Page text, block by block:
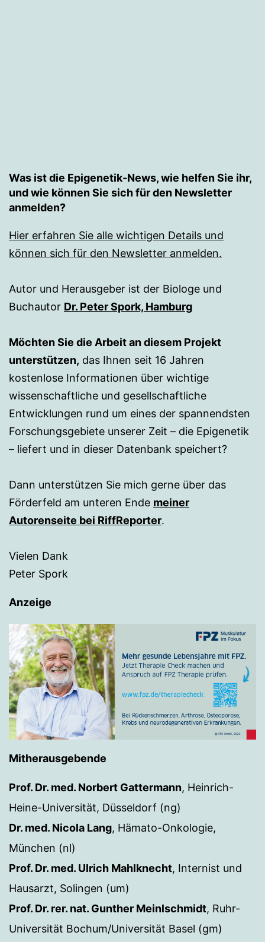
Was ist die Epigenetik-News, wie helfen Sie ihr,
und wie können Sie sich für den Newsletter
anmelden?
Hier erfahren Sie alle wichtigen Details und
können sich für den Newsletter anmelden.
Autor und Herausgeber ist der Biologe und
Buchautor Dr. Peter Spork, Hamburg
Möchten Sie die Arbeit an diesem Projekt
unterstützen, das Ihnen seit 16 Jahren
kostenlose Informationen über wichtige
wissenschaftliche und gesellschaftliche
Entwicklungen rund um eines der spannendsten
Forschungsgebiete unserer Zeit – die Epigenetik
– liefert und in dieser Datenbank speichert?
Dann unterstützen Sie mich gerne über das
Förderfeld am unteren Ende meiner
Autorenseite bei RiffReporter.
Vielen Dank
Peter Spork
Anzeige
Mitherausgebende
Prof. Dr. med. Norbert Gattermann, Heinrich-
Heine-Universität, Düsseldorf (ng)
Dr. med. Nicola Lang, Hämato-Onkologie,
München (nl)
Prof. Dr. med. Ulrich Mahlknecht, Internist und
Hausarzt, Solingen (um)
Prof. Dr. rer. nat. Gunther Meinlschmidt, Ruhr-
Universität Bochum/Universität Basel (gm)